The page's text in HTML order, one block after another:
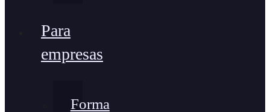
Para
empresas
Forma